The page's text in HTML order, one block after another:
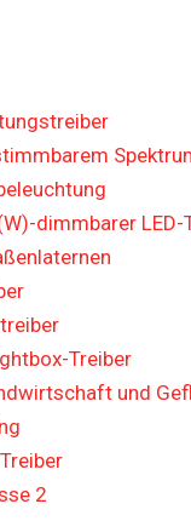
dimmbarer
Treiber
und
2